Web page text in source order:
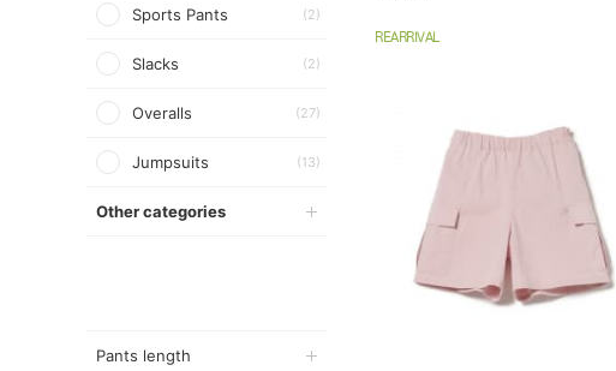
Sports Pants (2)
Slacks (2)
Overalls (27)
Jumpsuits (13)
Other categories
Pants length
REARRIVAL